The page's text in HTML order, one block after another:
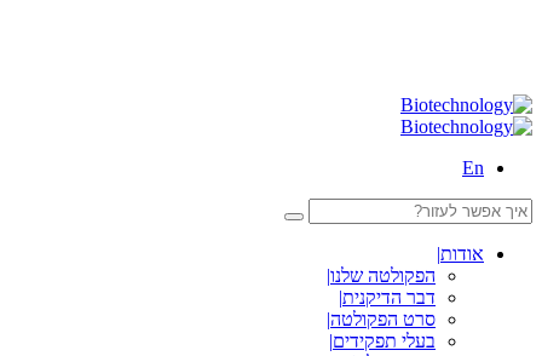
En
אודות|
הפקולטה שלנו|
דבר הדיקנית|
סרט הפקולטה|
בעלי תפקידים|